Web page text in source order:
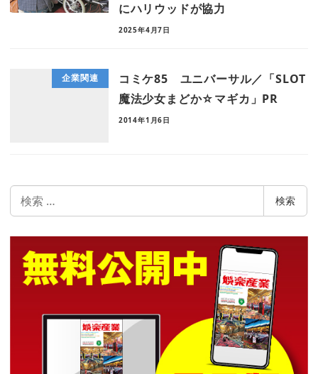
にハリウッドが協力
2025年4月7日
企業関連
コミケ85 ユニバーサル／「SLOT
魔法少女まどか☆マギカ」PR
2014年1月6日
索
検索